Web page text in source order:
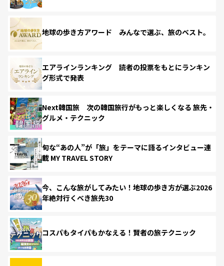
地球の歩き方アワード みんなで選ぶ、旅のベスト。
エアラインランキング 読者の投票をもとにランキン
グ形式で発表
Next韓国旅 次の韓国旅行がもっと楽しくなる 旅先・
グルメ・テクニック
旬な“あの人”が「旅」をテーマに語るインタビュー連
載 MY TRAVEL STORY
今、こんな旅がしてみたい！地球の歩き方が選ぶ2026
年絶対行くべき旅先30
コスパもタイパもかなえる！賢者の旅テクニック